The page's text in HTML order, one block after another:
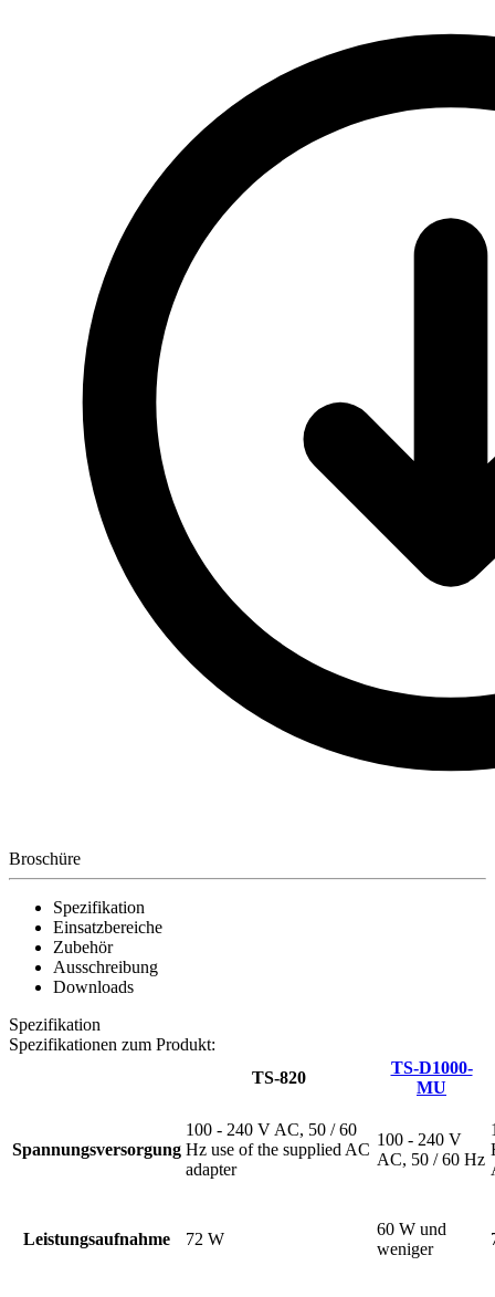
Broschüre
Spezifikation
Einsatzbereiche
Zubehör
Ausschreibung
Downloads
Spezifikation
Spezifikationen zum Produkt:
TS-820
TS-D1000-
MU
Spannungsversorgung
100 - 240 V AC, 50 / 60
Hz use of the supplied AC
adapter
100 - 240 V
AC, 50 / 60 Hz
Leistungsaufnahme 72 W
60 W und
weniger